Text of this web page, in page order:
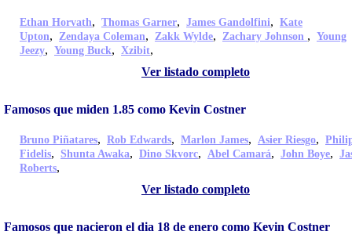
Ethan Horvath, Thomas Garner, James Gandolfini, Kate
Upton, Zendaya Coleman, Zakk Wylde, Zachary Johnson , Young
Jeezy, Young Buck, Xzibit,
Ver listado completo
Famosos que miden 1.85 como Kevin Costner
Bruno Piñatares, Rob Edwards, Marlon James, Asier Riesgo,
Fidelis, Shunta Awaka, Dino Skvorc, Abel Camará, John Boye,
Roberts,
Ver listado completo
Famosos que nacieron el dia 18 de enero como Kevin Costner